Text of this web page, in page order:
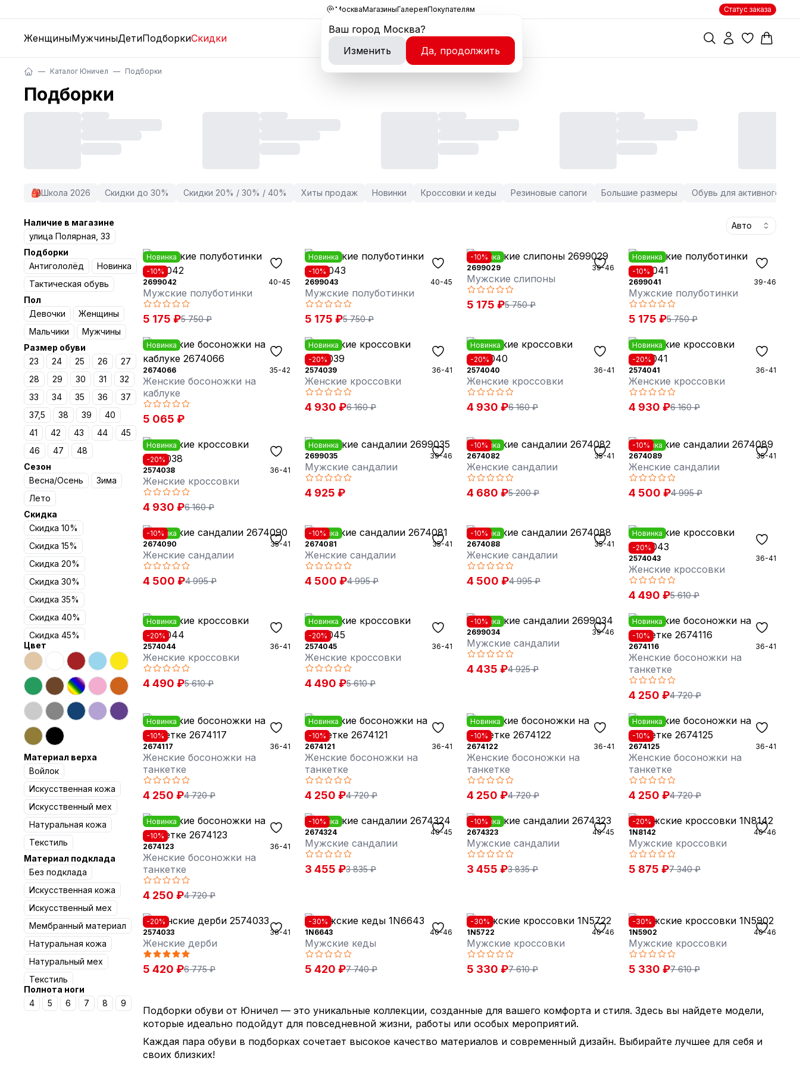
Москва
Ваш город Москва?
Изменить
Да, продолжить
МагазиныГалереяПокупателям Статус заказа
ЖенщиныМужчиныДетиПодборкиСкидки
Каталог Юничел Подборки
Подборки
🎒Школа 2026 Скидки до 30% Скидки 20% / 30% / 40% Хиты продаж Новинки Кроссовки и кеды Резиновые сапоги Большие размеры Обувь для активного
Наличие в магазине
улица Полярная, 33
Подборки
Антигололёд
Новинка
Тактическая обувь
Пол
Девочки
Женщины
Мальчики
Мужчины
Размер обуви
23
24 25 26
27
28
29 30 31
32
33
34 35 36
37
37,5
38 39
40
41
42 43 44
45
46
47
48
Сезон
Весна/Осень
Зима
Лето
Скидка
Скидка 10%
Скидка 15%
Скидка 20%
Скидка 30%
Скидка 35%
Скидка 40%
Скидка 45%
Скидка 50%
Цвет
Материал верха
Войлок
Искусственная кожа
Искусственный мех
Натуральная кожа
Текстиль
Материал подклада
Без подклада
Искусственная кожа
Искусственный мех
Мембранный материал
Натуральная кожа
Натуральный мех
Текстиль
Текстиль с шерстью
20%
Полнота ноги
4
5 6 7 8 9
Авто
Новинка
-10%
2699042
40-45
Мужские полуботинки
5 175 ₽5 750 ₽
Новинка
-10%
2699043
40-45
Мужские полуботинки
5 175 ₽5 750 ₽
Новинка
-10%
2699029
39-46
Мужские слипоны
5 175 ₽5 750 ₽
Новинка
-10%
2699041
39-46
Мужские полуботинки
5 175 ₽5 750 ₽
Новинка
2674066 35-42
Женские босоножки на
каблуке
5 065 ₽
Новинка
-20%
2574039
36-41
Женские кроссовки
4 930 ₽6 160 ₽
Новинка
-20%
2574040
36-41
Женские кроссовки
4 930 ₽6 160 ₽
Новинка
-20%
2574041
36-41
Женские кроссовки
4 930 ₽6 160 ₽
Новинка
-20%
2574038
36-41
Женские кроссовки
4 930 ₽6 160 ₽
Новинка
2699035
39-46
Мужские сандалии
4 925 ₽
Новинка
-10%
2674082
35-41
Женские сандалии
4 680 ₽5 200 ₽
Новинка
-10%
2674089
35-41
Женские сандалии
4 500 ₽4 995 ₽
Новинка
-10%
2674090
35-41
Женские сандалии
4 500 ₽4 995 ₽
Новинка
-10%
2674081
35-41
Женские сандалии
4 500 ₽4 995 ₽
Новинка
-10%
2674088
35-41
Женские сандалии
4 500 ₽4 995 ₽
Новинка
-20%
2574043
36-41
Женские кроссовки
4 490 ₽5 610 ₽
Новинка
-20%
2574044
36-41
Женские кроссовки
4 490 ₽5 610 ₽
Новинка
-20%
2574045
36-41
Женские кроссовки
4 490 ₽5 610 ₽
Новинка
-10%
2699034
39-46
Мужские сандалии
4 435 ₽4 925 ₽
Новинка
-10%
2674116
36-41
Женские босоножки на
танкетке
4 250 ₽4 720 ₽
Новинка
-10%
2674117
36-41
Женские босоножки на
танкетке
4 250 ₽4 720 ₽
Новинка
-10%
2674121
36-41
Женские босоножки на
танкетке
4 250 ₽4 720 ₽
Новинка
-10%
2674122
36-41
Женские босоножки на
танкетке
4 250 ₽4 720 ₽
Новинка
-10%
2674125
36-41
Женские босоножки на
танкетке
4 250 ₽4 720 ₽
Новинка
-10%
2674123
36-41
Женские босоножки на
танкетке
4 250 ₽4 720 ₽
Новинка
-10%
2674324
40-45
Мужские сандалии
3 455 ₽3 835 ₽
Новинка
-10%
2674323
40-45
Мужские сандалии
3 455 ₽3 835 ₽
-20%
1N8142
40-46
Мужские кроссовки
5 875 ₽7 340 ₽
-20%
2574033
36-41
Женские дерби
5 420 ₽6 775 ₽
-30%
1N6643
40-46
Мужские кеды
5 420 ₽7 740 ₽
-30%
1N5722
40-46
Мужские кроссовки
5 330 ₽7 610 ₽
-30%
1N5902
40-46
Мужские кроссовки
5 330 ₽7 610 ₽
Подборки обуви от Юничел — это уникальные коллекции, созданные для вашего комфорта и стиля. Здесь вы найдете модели,
которые идеально подойдут для повседневной жизни, работы или особых мероприятий.
Каждая пара обуви в подборках сочетает высокое качество материалов и современный дизайн. Выбирайте лучшее для себя и
своих близких!